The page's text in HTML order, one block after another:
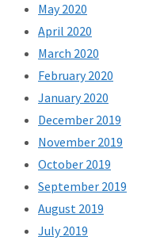
May 2020
April 2020
March 2020
February 2020
January 2020
December 2019
November 2019
October 2019
September 2019
August 2019
July 2019